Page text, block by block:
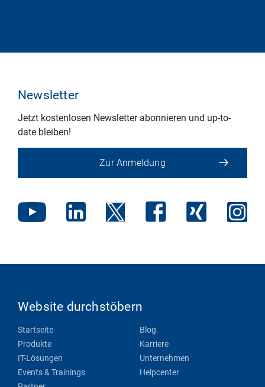
Newsletter
Jetzt kostenlosen Newsletter abonnieren und up-to-
date bleiben!
Zur Anmeldung
Website durchstöbern
Startseite
Produkte
IT-Lösungen
Events & Trainings
Blog
Karriere
Unternehmen
Helpcenter